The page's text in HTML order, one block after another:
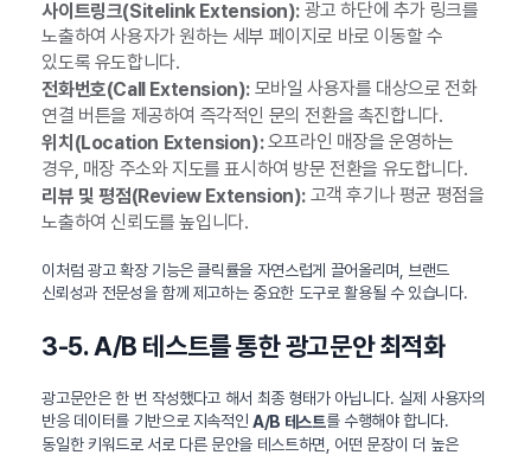
사이트링크(Sitelink Extension):광고 하단에 추가 링크를
노출하여 사용자가 원하는 세부 페이지로 바로 이동할 수
있도록 유도합니다.
전화번호(Call Extension):모바일 사용자를 대상으로 전화
연결 버튼을 제공하여 즉각적인 문의 전환을 촉진합니다.
위치(Location Extension):오프라인 매장을 운영하는
경우, 매장 주소와 지도를 표시하여 방문 전환을 유도합니다.
리뷰 및 평점(Review Extension):고객 후기나 평균 평점을
노출하여 신뢰도를 높입니다.
이처럼 광고 확장 기능은 클릭률을 자연스럽게 끌어올리며, 브랜드
신뢰성과 전문성을 함께 제고하는 중요한 도구로 활용될 수 있습니다.
3-5. A/B 테스트를 통한 광고문안 최적화
광고문안은 한 번 작성했다고 해서 최종 형태가 아닙니다. 실제 사용자의
반응 데이터를 기반으로 지속적인 A/B 테스트를 수행해야 합니다.
동일한 키워드로 서로 다른 문안을 테스트하면, 어떤 문장이 더 높은